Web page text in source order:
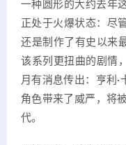
一种圆形的大约去年
正处于火爆状态：尽
还是制作了有史以来
该系列更扭曲的剧情
月有消息传出：亨利
角色带来了威严，将
代。